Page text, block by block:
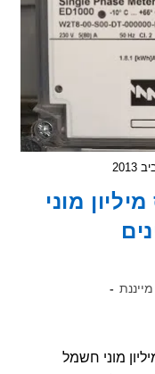
מוני
חשמל